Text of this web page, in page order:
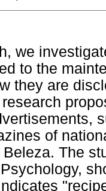
we
to the
they are
of
The